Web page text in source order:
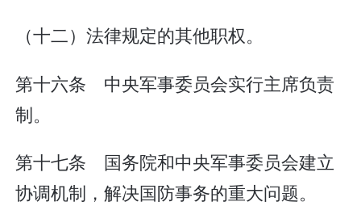
（十二）法律规定的其他职权。
第十六条 中央军事委员会实行主席负责
制。
第十七条 国务院和中央军事委员会建立
协调机制，解决国防事务的重大问题。